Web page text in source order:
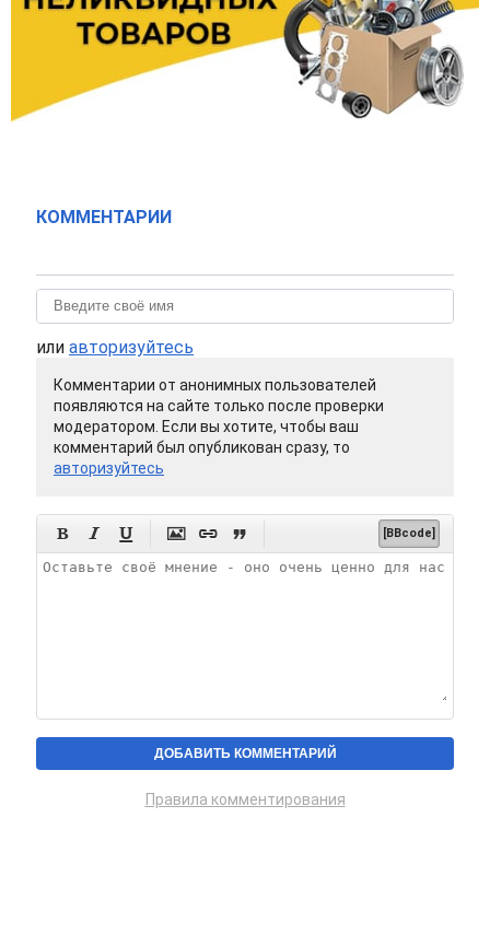
КОММЕНТАРИИ
или авторизуйтесь
Комментарии от анонимных пользователей
появляются на сайте только после проверки
модератором. Если вы хотите, чтобы ваш
комментарий был опубликован сразу, то
авторизуйтесь
      [BBcode]
Правила комментирования